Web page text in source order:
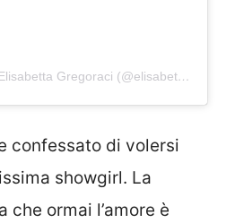
Un post condiviso da Elisabetta Gregoraci (@elisabettagregoracireal)
confessato di volersi
showgirl. La
che ormai l’amore è